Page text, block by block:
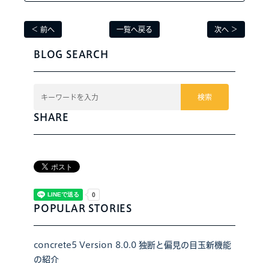
＜ 前へ 一覧へ戻る 次へ ＞
BLOG SEARCH
検索
SHARE
POPULAR STORIES
concrete5 Version 8.0.0 独断と偏見の目玉新機能
の紹介